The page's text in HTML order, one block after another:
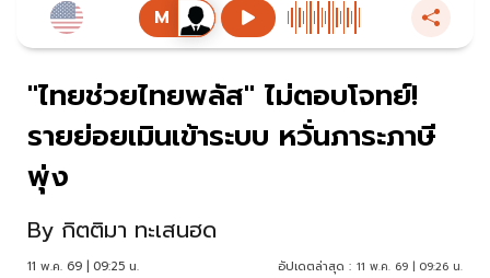
"ไทยช่วยไทยพลัส" ไม่ตอบโจทย์!
รายย่อยเมินเข้าระบบ หวั่นภาระภาษี
พุ่ง
By กิตติมา ทะเสนฮด
11 พ.ค. 69 | 09:25 น. อัปเดตล่าสุด : 11 พ.ค. 69 | 09:26 น.